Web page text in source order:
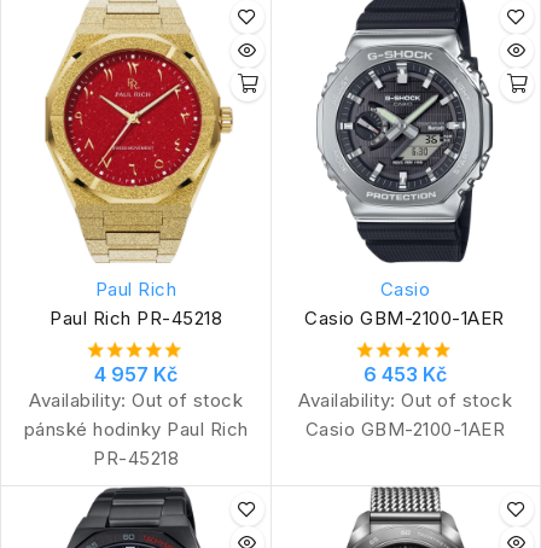
Paul Rich
Paul Rich PR-45218
4 957 Kč
Availability: Out of stock
pánské hodinky Paul Rich
PR-45218
Casio
Casio GBM-2100-1AER
6 453 Kč
Availability: Out of stock
Casio GBM-2100-1AER